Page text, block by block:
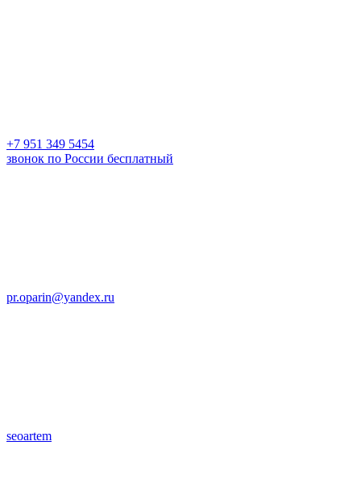
+7 951 349 5454
звонок по России бесплатный
pr.oparin@yandex.ru
seoartem